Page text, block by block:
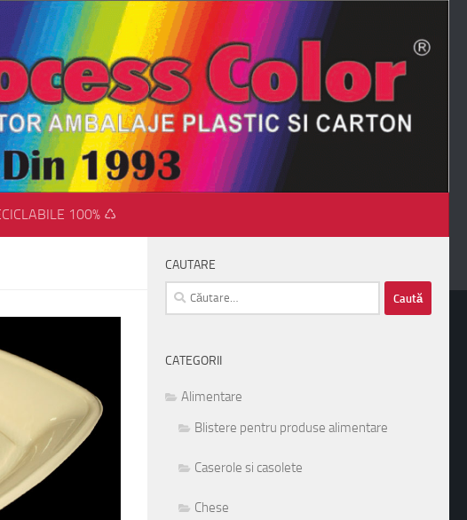
100% ♺
CAUTARE
Caută
după:
CATEGORII
Alimentare
Blistere pentru produse alimentare
Caserole si casolete
Chese